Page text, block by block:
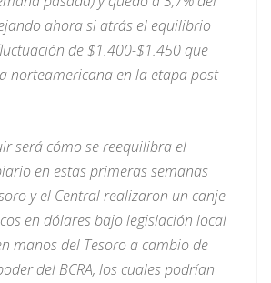
ahora si atrás el equilibrio
de $1.400-$1.450 que
norteamericana en la etapa post-
será cómo se reequilibra el
en estas primeras semanas
y el Central realizaron un canje
en dólares bajo legislación local
manos del Tesoro a cambio de
del BCRA, los cuales podrían